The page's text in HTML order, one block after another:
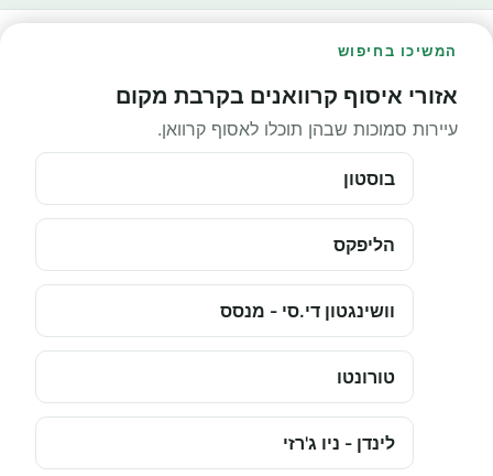
המשיכו בחיפוש
אזורי איסוף קרוואנים בקרבת מקום
עיירות סמוכות שבהן תוכלו לאסוף קרוואן.
בוסטון
הליפקס
וושינגטון די.סי - מנסס
טורונטו
לינדן - ניו ג'רזי